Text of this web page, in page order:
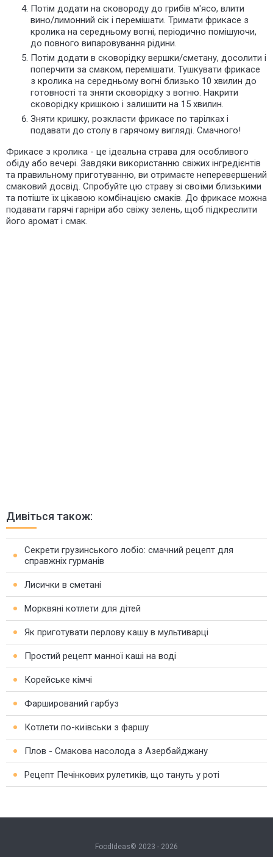
Потім додати на сковороду до грибів м'ясо, влити
вино/лимонний сік і перемішати. Тримати фрикасе з
кролика на середньому вогні, періодично помішуючи,
до повного випаровування рідини.
Потім додати в сковорідку вершки/сметану, досолити і
поперчити за смаком, перемішати. Тушкувати фрикасе
з кролика на середньому вогні близько 10 хвилин до
готовності та зняти сковорідку з вогню. Накрити
сковорідку кришкою і залишити на 15 хвилин.
Зняти кришку, розкласти фрикасе по тарілках і
подавати до столу в гарячому вигляді. Смачного!
Фрикасе з кролика - це ідеальна страва для особливого
обіду або вечері. Завдяки використанню свіжих інгредієнтів
та правильному приготуванню, ви отримаєте неперевершений
смаковий досвід. Спробуйте цю страву зі своїми близькими
та потіште їх цікавою комбінацією смаків. До фрикасе можна
подавати гарячі гарніри або свіжу зелень, щоб підкреслити
його аромат і смак.
Дивіться також:
Секрети грузинського лобіо: смачний рецепт для
справжніх гурманів
Лисички в сметані
Морквяні котлети для дітей
Як приготувати перлову кашу в мультиварці
Простий рецепт манної каші на воді
Корейське кімчі
Фарширований гарбуз
Котлети по-київськи з фаршу
Плов - Смакова насолода з Азербайджану
Рецепт Печінкових рулетиків, що тануть у роті
FoodIdeas© 2023 - 2026